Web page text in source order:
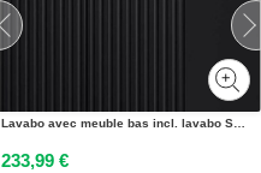
Lavabo avec meuble bas incl. lavabo Skelbolu 50 x 57 x 39 cm noir
233,99 €